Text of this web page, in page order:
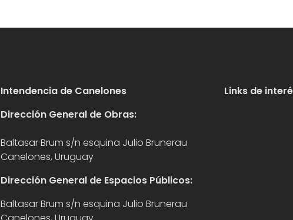
Intendencia de Canelones
Dirección General de Obras:
Baltasar Brum s/n esquina Julio Brunerau
Canelones, Uruguay
Dirección General de Espacios Públicos:
Baltasar Brum s/n esquina Julio Brunerau
Links de